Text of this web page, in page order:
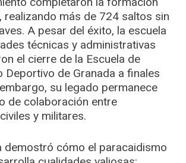
realizando más de 724 saltos sin
A pesar del éxito, la escuela
técnicas y administrativas
el cierre de la Escuela de
Deportivo de Granada a finales
su legado permanece
de colaboración entre
y militares.
demostró cómo el paracaidismo